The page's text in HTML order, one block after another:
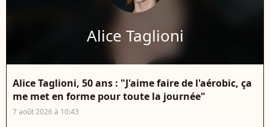
Alice Taglioni
Alice Taglioni, 50 ans : "J'aime faire de l'aérobic, ça
me met en forme pour toute la journée"
7 août 2026 à 10:43